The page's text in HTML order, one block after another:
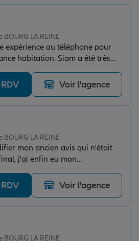
LA REINE
expérience au téléphone pour
habitation. Siam a été très
et m’a bien accompagnée
Je recommande vivement
Siam pour son aide et
Voir l'agence
LA REINE
mon ancien avis qui n'était
j'ai enfin eu mon
dommage que Siam tres sympa
de comportement en route.
boîte.
Voir l'agence
LA REINE